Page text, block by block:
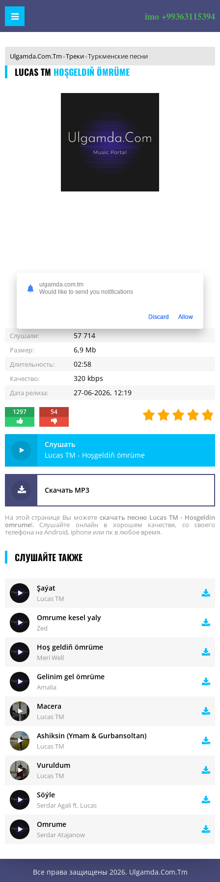
imo +99363115394
Ulgamda.Com.Tm»Треки»Туркменские песни
LUCAS TM HOŞGELDIŇ ÖMRÜME
Слушали: 57 714
Размер: 6,9 Mb
Длительность: 02:58
Качество: 320 kbps
Дата релиза: 27-06-2026, 12:19
1297 54
Слушать
Lucas TM - Hoşgeldiň ömrüme
Скачать MP3
На этой странице Вы можете скачать песню Lucas TM - Hosgeldin
omrume!. Слушайте онлайн в хорошем качестве, со своего
телефона на Android, iphone или пк в любое время.
СЛУШАЙТЕ ТАКЖЕ
Şaýat
Lucas TM
Omrume kesel yaly
Zed
Hoş geldiň ömrüme
Meri Well
Gelinim gel ömrüme
Amalia
Macera
Lucas TM
Ashiksin (Ymam & Gurbansoltan)
Lucas TM
Vuruldum
Lucas TM
Söýle
Serdar Agali ft. Lucas
Omrume
Serdar Atajanow
Все права защищены 2026. Ulgamda.Com.Tm
ulgamda.com.tm
Would like to send you notifications
Discard Allow